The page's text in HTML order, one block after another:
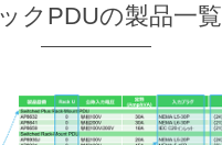
クPDUの製品一覧